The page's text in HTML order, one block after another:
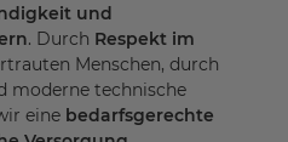
und
. Durch Respekt im
Menschen, durch
moderne technische
eine bedarfsgerechte